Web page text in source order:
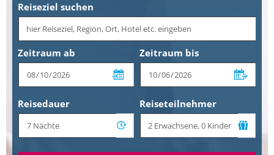
Reiseziel suchen
Zeitraum ab Zeitraum bis
Reisedauer Reiseteilnehmer